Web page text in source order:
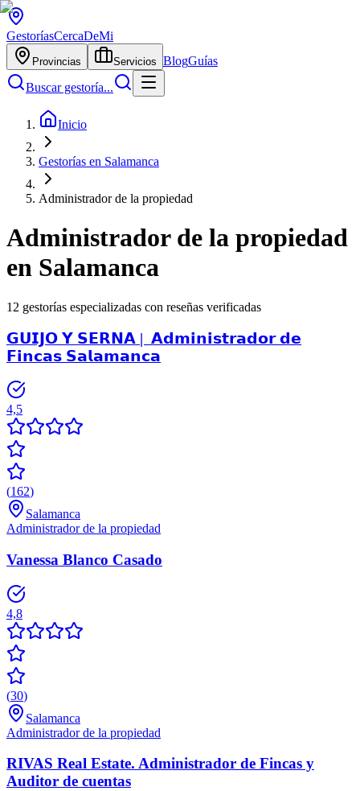
GestoríasCercaDeMi
Provincias Servicios BlogGuías
Buscar gestoría...
Inicio
Gestorías en Salamanca
Administrador de la propiedad
Administrador de la propiedad
en Salamanca
12 gestorías especializadas con reseñas verificadas
𝗚𝗨𝗜𝗝𝗢 𝗬 𝗦𝗘𝗥𝗡𝗔 | ️ 𝗔𝗱𝗺𝗶𝗻𝗶𝘀𝘁𝗿𝗮𝗱𝗼𝗿 𝗱𝗲
𝗙𝗶𝗻𝗰𝗮𝘀 𝗦𝗮𝗹𝗮𝗺𝗮𝗻𝗰𝗮
4,5
(162)
Salamanca
Administrador de la propiedad
Vanessa Blanco Casado
4,8
(30)
Salamanca
Administrador de la propiedad
RIVAS Real Estate. Administrador de Fincas y
Auditor de cuentas